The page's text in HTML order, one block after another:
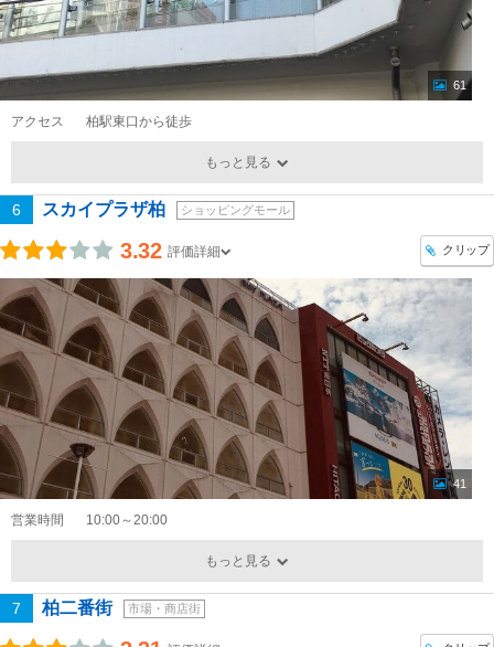
61
アクセス 柏駅東口から徒歩
もっと見る
6 スカイプラザ柏 ショッピングモール
3.32 評価詳細 クリップ
41
営業時間 10:00～20:00
もっと見る
7 柏二番街 市場・商店街